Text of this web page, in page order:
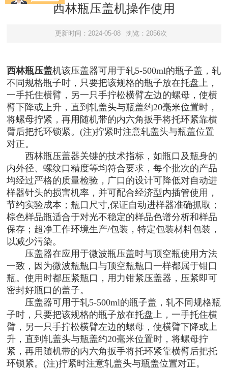
西林瓶压盖机操作使用
更新时间：2024-05-08 浏览：2056次
西林瓶压盖机该压盖器可用于轧5-500ml的瓶子盖，轧
不同规格瓶子时，只要把该规格的瓶子放在托盘上，
一手托住横臂，另一只手拧松横臂左边的螺母，使横
臂下降或上升，直到轧盖头与瓶盖约20毫米位置时，
将螺母拧紧，再用随机带的内六角扳手将托环紧靠横
臂后把托环锁紧。(注)拧紧时注意轧盖头与瓶盖位置
对正。
西林瓶压盖器关键的技术指标，如瓶口及瓶身的
内外径、螺纹口精度等均符合要求，每个批次的产品
均经过严格的质量检验，广口的设计可降低对自动进
样器针头的损害机率，并可配合经济型内插管使用，
节约实验成本；瓶口尺寸,保证自动进样器准确抓取；
棕色样品瓶适合于对光不稳定的样品色谱分析和样品
保存；超净工作环境生产/包装，特定包装材料包装，
以减少污染。
压盖器在应用于微波瓶压盖时与顶空瓶使用方法
一致，因为微波瓶瓶口与顶空瓶瓶口一样都属于钳口
瓶。使用时都压紧瓶口，用力钳紧压盖器，压紧即可
密封好瓶口的盖子。
压盖器可用于轧5-500ml的瓶子盖，轧不同规格瓶
子时，只要把该规格的瓶子放在托盘上，一手托住横
臂，另一只手拧松横臂左边的螺母，使横臂下降或上
升，直到轧盖头与瓶盖约20毫米位置时，将螺母拧
紧，再用随机带的内六角扳手将托环紧靠横臂后把托
环锁紧。(注)拧紧时注意轧盖头与瓶盖位置对正。